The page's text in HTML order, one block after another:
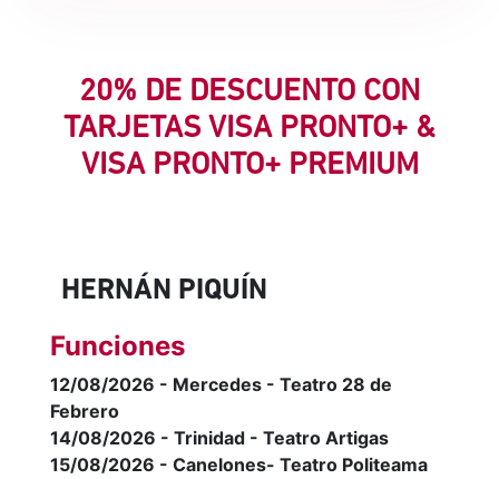
20% DE DESCUENTO CON
TARJETAS VISA PRONTO+ &
VISA PRONTO+ PREMIUM
HERNÁN PIQUÍN
Funciones
12/08/2026 - Mercedes - Teatro 28 de
Febrero
14/08/2026 - Trinidad - Teatro Artigas
15/08/2026 - Canelones- Teatro Politeama